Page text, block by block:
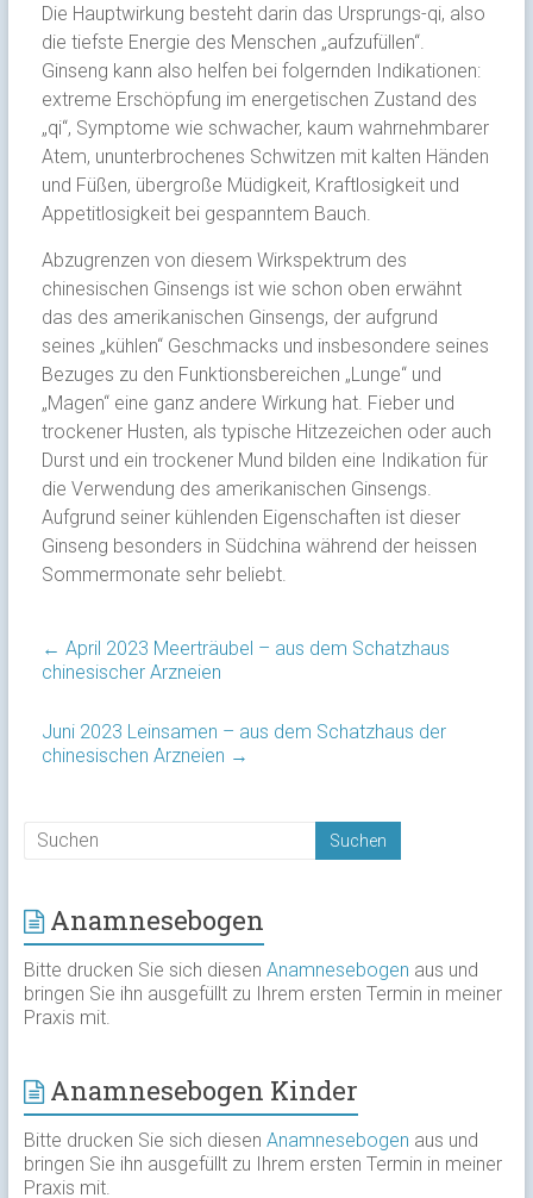
Die Hauptwirkung besteht darin das Ursprungs-qi, also
die tiefste Energie des Menschen „aufzufüllen“.
Ginseng kann also helfen bei folgernden Indikationen:
extreme Erschöpfung im energetischen Zustand des
„qi“, Symptome wie schwacher, kaum wahrnehmbarer
Atem, ununterbrochenes Schwitzen mit kalten Händen
und Füßen, übergroße Müdigkeit, Kraftlosigkeit und
Appetitlosigkeit bei gespanntem Bauch.
Abzugrenzen von diesem Wirkspektrum des
chinesischen Ginsengs ist wie schon oben erwähnt
das des amerikanischen Ginsengs, der aufgrund
seines „kühlen“ Geschmacks und insbesondere seines
Bezuges zu den Funktionsbereichen „Lunge“ und
„Magen“ eine ganz andere Wirkung hat. Fieber und
trockener Husten, als typische Hitzezeichen oder auch
Durst und ein trockener Mund bilden eine Indikation für
die Verwendung des amerikanischen Ginsengs.
Aufgrund seiner kühlenden Eigenschaften ist dieser
Ginseng besonders in Südchina während der heissen
Sommermonate sehr beliebt.
← April 2023 Meerträubel – aus dem Schatzhaus
chinesischer Arzneien
Juni 2023 Leinsamen – aus dem Schatzhaus der
chinesischen Arzneien →
Anamnesebogen
Bitte drucken Sie sich diesen Anamnesebogen aus und
bringen Sie ihn ausgefüllt zu Ihrem ersten Termin in meiner
Praxis mit.
Anamnesebogen Kinder
Bitte drucken Sie sich diesen Anamnesebogen aus und
bringen Sie ihn ausgefüllt zu Ihrem ersten Termin in meiner
Praxis mit.